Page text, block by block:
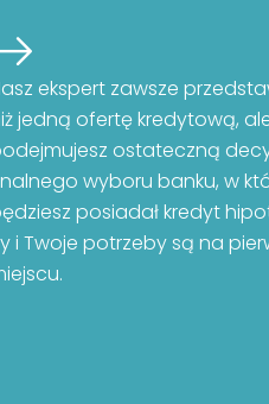
ekspert zawsze
jedną ofertę kredytową,
ostateczną
wyboru banku, w
posiadał kredyt
i Twoje potrzeby są na